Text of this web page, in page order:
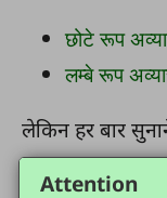
छोटे रूप
लम्बे रूप
लेकिन हर बार
क्या आप
Attention